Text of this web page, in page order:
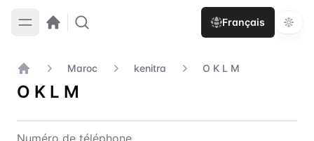
Français
Accueil
Maroc kenitra O K L M
O K L M
Contact O K L M
Numéro de téléphone